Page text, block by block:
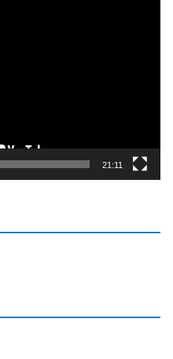
21:11